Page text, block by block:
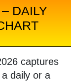
DAILY
captures
daily or a